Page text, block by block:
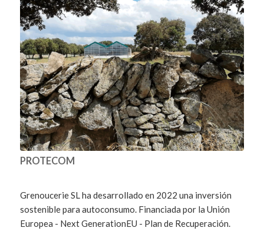
PROTECOM
Grenoucerie SL ha desarrollado en 2022 una inversión
sostenible para autoconsumo. Financiada por la Unión
Europea - Next GenerationEU - Plan de Recuperación.